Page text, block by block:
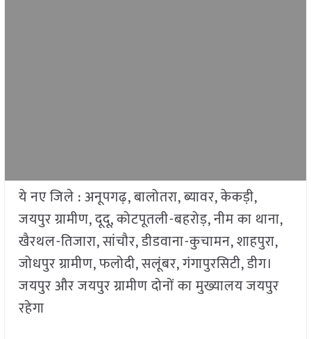
ये नए जिले : अनूपगढ़, बालोतरा, ब्यावर, केकड़ी,
जयपुर ग्रामीण, दूदू, कोटपूतली-बहरोड़, नीम का थाना,
खैरथल-तिजारा, सांचौर, डीडवाना-कुचामन, शाहपुरा,
जोधपुर ग्रामीण, फलोदी, सलूंबर, गंगापुरसिटी, डीग।
जयपुर और जयपुर ग्रामीण दोनों का मुख्यालय जयपुर
रहेगा